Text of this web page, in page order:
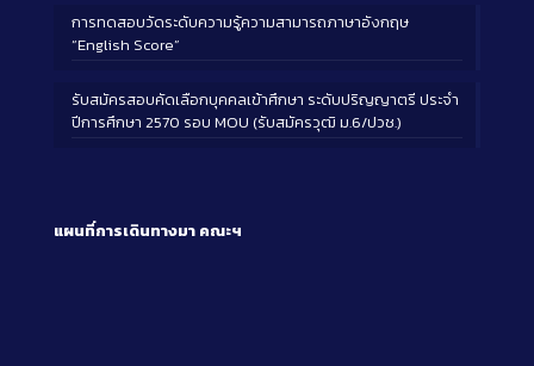
การทดสอบวัดระดับความรู้ความสามารถภาษาอังกฤษ
“English Score”
รับสมัครสอบคัดเลือกบุคคลเข้าศึกษา ระดับปริญญาตรี ประจำ
ปีการศึกษา 2570 รอบ MOU (รับสมัครวุฒิ ม.6/ปวช.)
แผนที่การเดินทางมา คณะฯ